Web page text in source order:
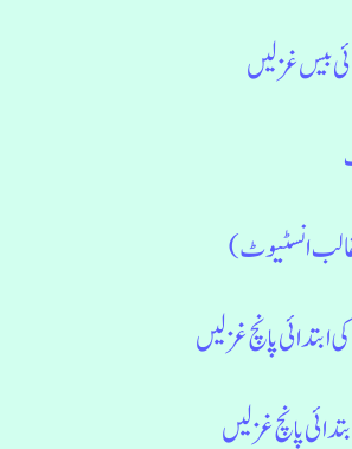
بیس غزلیں
انسٹیوٹ)
پانچ غزلیں
پانچ غزلیں